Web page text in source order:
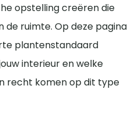
opstelling creëren die
ruimte. Op deze pagina
plantenstandaard
interieur en welke
recht komen op dit type